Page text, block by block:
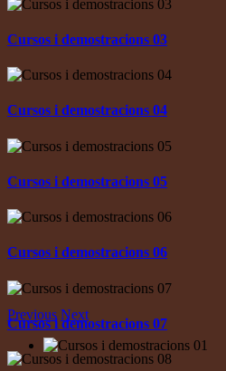
Cursos i demostracions 03
Cursos i demostracions 04
Cursos i demostracions 05
Cursos i demostracions 06
Cursos i demostracions 07
Previous Next